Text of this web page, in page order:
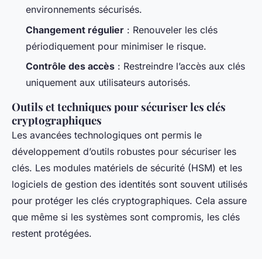
environnements sécurisés.
Changement régulier : Renouveler les clés
périodiquement pour minimiser le risque.
Contrôle des accès : Restreindre l’accès aux clés
uniquement aux utilisateurs autorisés.
Outils et techniques pour sécuriser les clés
cryptographiques
Les avancées technologiques ont permis le
développement d’outils robustes pour sécuriser les
clés. Les modules matériels de sécurité (HSM) et les
logiciels de gestion des identités sont souvent utilisés
pour protéger les clés cryptographiques. Cela assure
que même si les systèmes sont compromis, les clés
restent protégées.